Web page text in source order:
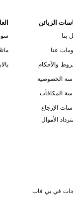
الزبائن
بنا
عنا
والأحكام
الخصوصية
المكافآت
الإرجاع
الأموال
في بي فاب